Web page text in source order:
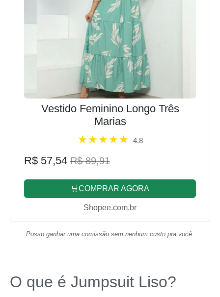
Vestido Feminino Longo Três
Marias
4.8
R$ 57,54 R$ 89,91
🛒COMPRAR AGORA
Shopee.com.br
Posso ganhar uma comissão sem nenhum custo pra você.
O que é Jumpsuit Liso?